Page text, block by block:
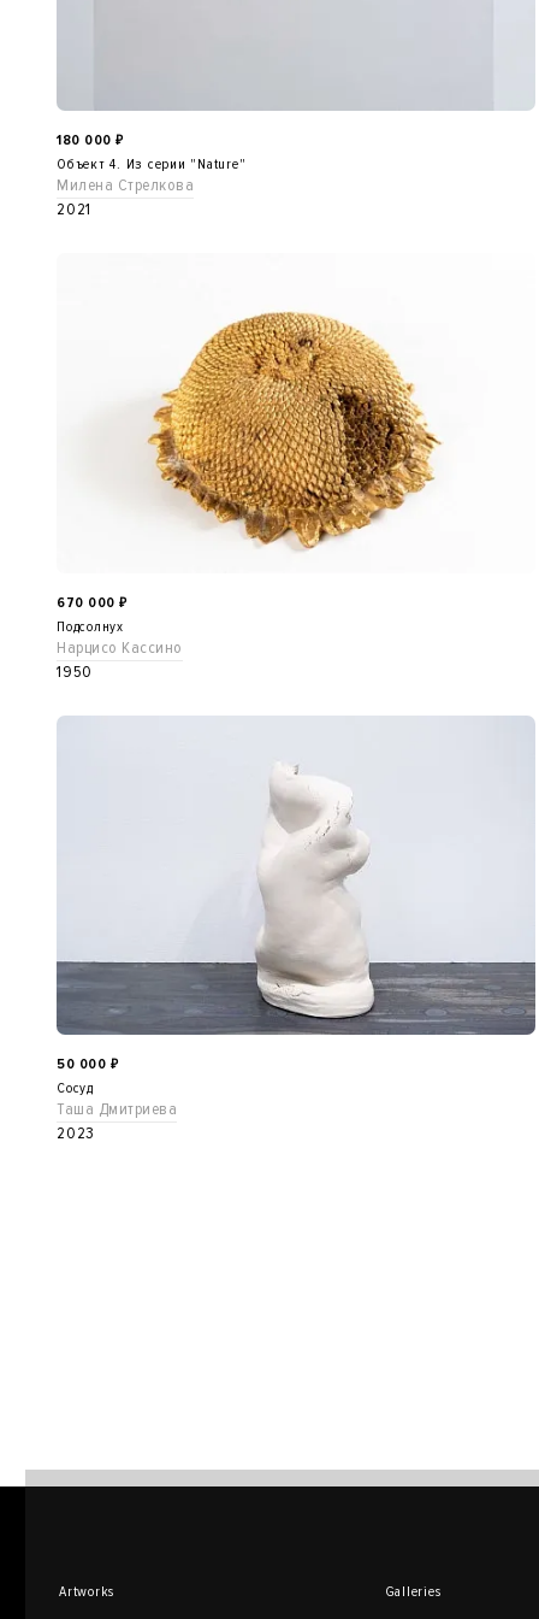
180 000 ₽
Объект 4. Из серии "Nature"
Милена Стрелкова
2021
670 000 ₽
Подсолнух
Нарцисо Кассино
1950
50 000 ₽
Сосуд
Таша Дмитриева
2023
Artworks Galleries